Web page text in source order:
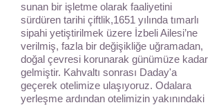
sunan bir işletme olarak faaliyetini
sürdüren tarihi çiftlik,1651 yılında tımarlı
sipahi yetiştirilmek üzere İzbeli Ailesi’ne
verilmiş, fazla bir değişikliğe uğramadan,
doğal çevresi korunarak günümüze kadar
gelmiştir. Kahvaltı sonrası Daday'a
geçerek otelimize ulaşıyoruz. Odalara
yerleşme ardından otelimizin yakınındaki